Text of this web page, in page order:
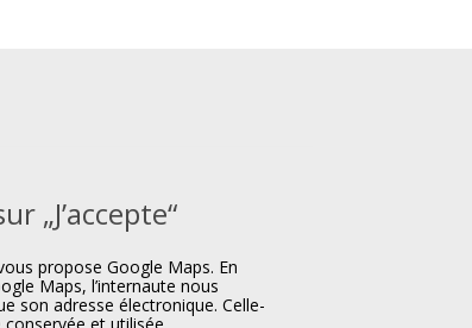
„J’accepte“
propose Google Maps. En
Maps, l’internaute nous
son adresse électronique. Celle-
et utilisée